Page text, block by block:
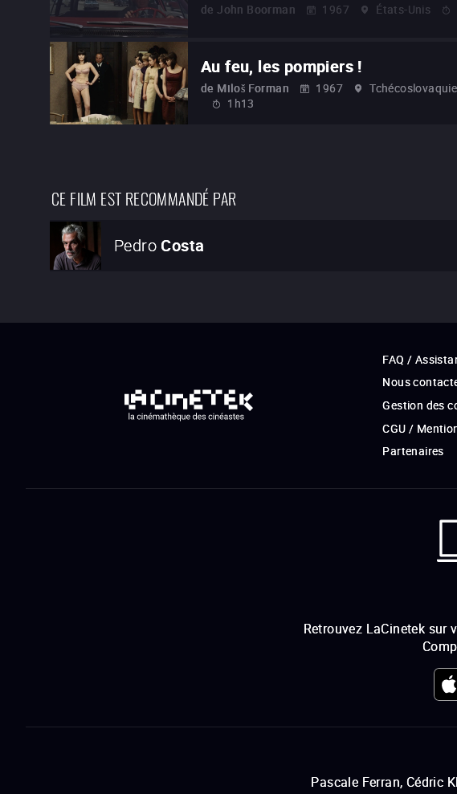
de John Boorman 1967 États-Unis
Au feu, les pompiers !
de Miloš Forman 1967
Tchécoslovaquie
1h13
CE FILM EST RECOMMANDÉ PAR
Pedro Costa
FAQ /
Nous
Gestion des
CGU /
Partenaires
Retrouvez LaCinetek sur
Pascale Ferran, Cédric